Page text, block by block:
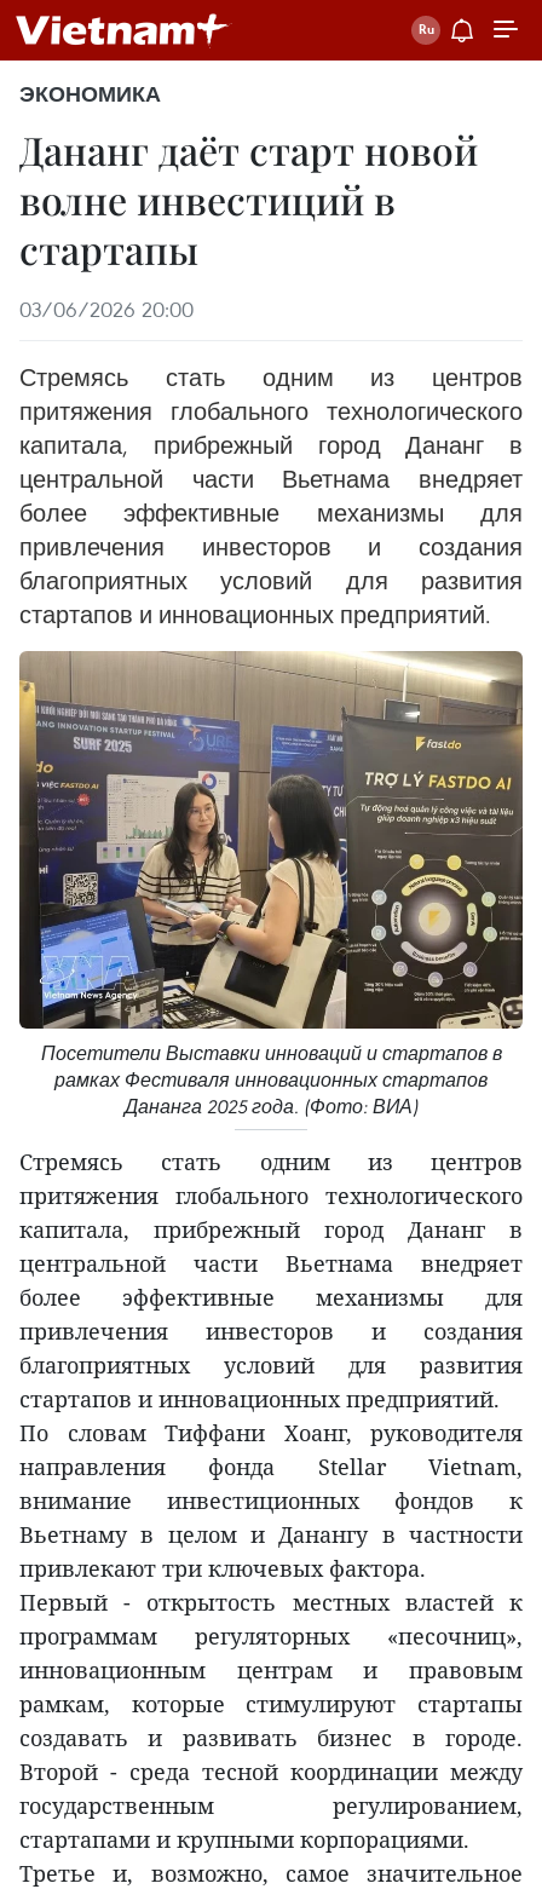
ЭКОНОМИКА
Дананг даёт старт новой
волне инвестиций в
стартапы
03/06/2026 20:00
Стремясь стать одним из центров
притяжения глобального технологического
капитала, прибрежный город Дананг в
центральной части Вьетнама внедряет
более эффективные механизмы для
привлечения инвесторов и создания
благоприятных условий для развития
стартапов и инновационных предприятий.
Посетители Выставки инноваций и стартапов в
рамках Фестиваля инновационных стартапов
Дананга 2025 года. (Фото: ВИА)
Стремясь стать одним из центров
притяжения глобального технологического
капитала, прибрежный город Дананг в
центральной части Вьетнама внедряет
более эффективные механизмы для
привлечения инвесторов и создания
благоприятных условий для развития
стартапов и инновационных предприятий.
По словам Тиффани Хоанг, руководителя
направления фонда Stellar Vietnam,
внимание инвестиционных фондов к
Вьетнаму в целом и Данангу в частности
привлекают три ключевых фактора.
Первый - открытость местных властей к
программам регуляторных «песочниц»,
инновационным центрам и правовым
рамкам, которые стимулируют стартапы
создавать и развивать бизнес в городе.
Второй - среда тесной координации между
государственным регулированием,
стартапами и крупными корпорациями.
Третье и, возможно, самое значительное